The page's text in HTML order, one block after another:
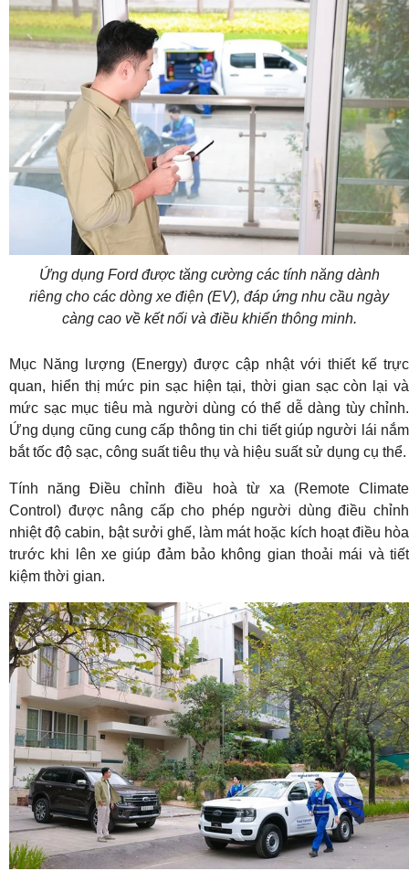
Ứng dụng Ford được tăng cường các tính năng dành
riêng cho các dòng xe điện (EV), đáp ứng nhu cầu ngày
càng cao về kết nối và điều khiển thông minh.
Mục Năng lượng (Energy) được cập nhật với thiết kế trực
quan, hiển thị mức pin sạc hiện tại, thời gian sạc còn lại và
mức sạc mục tiêu mà người dùng có thể dễ dàng tùy chỉnh.
Ứng dụng cũng cung cấp thông tin chi tiết giúp người lái nắm
bắt tốc độ sạc, công suất tiêu thụ và hiệu suất sử dụng cụ thể.
Tính năng Điều chỉnh điều hoà từ xa (Remote Climate
Control) được nâng cấp cho phép người dùng điều chỉnh
nhiệt độ cabin, bật sưởi ghế, làm mát hoặc kích hoạt điều hòa
trước khi lên xe giúp đảm bảo không gian thoải mái và tiết
kiệm thời gian.